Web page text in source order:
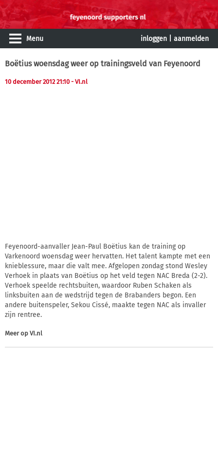
Menu inloggen aanmelden
Boëtius woensdag weer op trainingsveld van Feyenoord
10 december 2012 21:10 - VI.nl
Feyenoord-aanvaller Jean-Paul Boëtius kan de training op
Varkenoord woensdag weer hervatten. Het talent kampte met een
knieblessure, maar die valt mee. Afgelopen zondag stond Wesley
Verhoek in plaats van Boëtius op het veld tegen NAC Breda (2-2).
Verhoek speelde rechtsbuiten, waardoor Ruben Schaken als
linksbuiten aan de wedstrijd tegen de Brabanders begon. Een
andere buitenspeler, Sekou Cissé, maakte tegen NAC als invaller
zijn rentree.
Meer op VI.nl